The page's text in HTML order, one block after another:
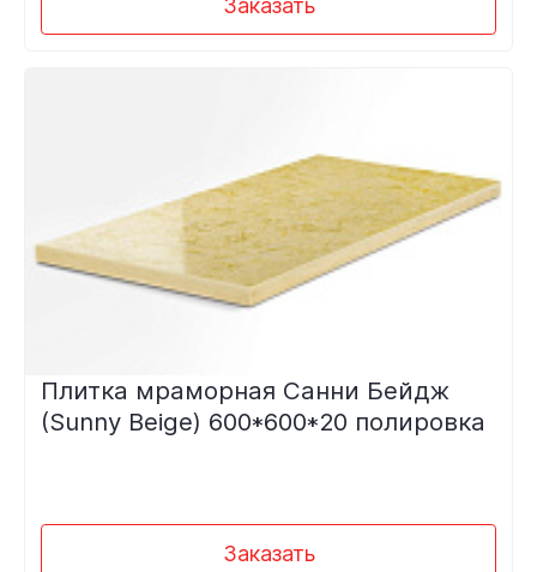
Заказать
Плитка мраморная Санни Бейдж
(Sunny Beige) 600*600*20 полировка
Заказать